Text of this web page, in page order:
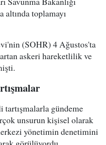
toplamayı
(SOHR) 4 Ağustos'ta
askeri hareketlilik ve
tartışmalarla gündeme
unsurun kişisel olarak
yönetimin denetimini